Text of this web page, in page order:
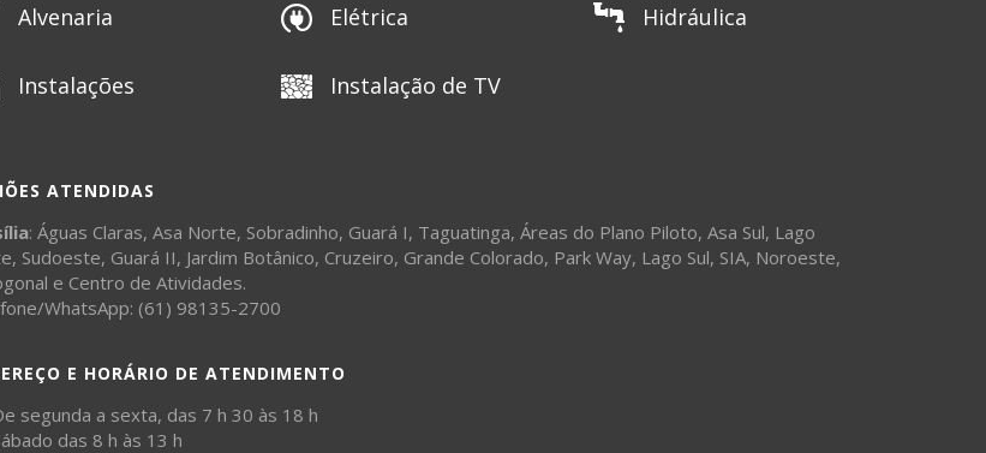
Alvenaria
Instalações
Elétrica
Instalação de TV
Hidráulica
ATENDIDAS
: Águas Claras, Asa Norte, Sobradinho, Guará I, Taguatinga, Áreas do Plano Piloto, Asa Sul, Lago
, Sudoeste, Guará II, Jardim Botânico, Cruzeiro, Grande Colorado, Park Way, Lago Sul, SIA, Noroeste,
e Centro de Atividades.
WhatsApp: (61) 98135-2700
E HORÁRIO DE ATENDIMENTO
segunda a sexta, das 7 h 30 às 18 h
das 8 h às 13 h